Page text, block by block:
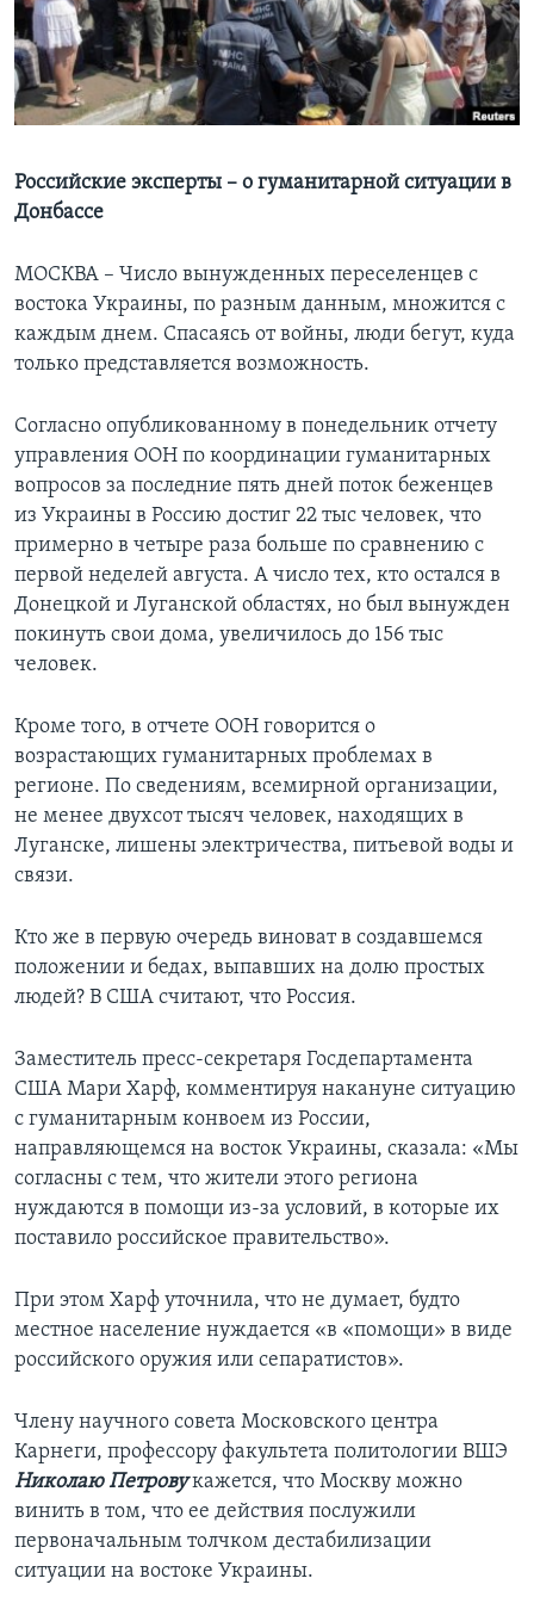
Learning English
СОЦИАЛЬНЫЕ СЕТИ
Языки
Российские эксперты – о гуманитарной ситуации в
Донбассе
МОСКВА – Число вынужденных переселенцев с
востока Украины, по разным данным, множится с
каждым днем. Спасаясь от войны, люди бегут, куда
только представляется возможность.
Согласно опубликованному в понедельник отчету
управления ООН по координации гуманитарных
вопросов за последние пять дней поток беженцев
из Украины в Россию достиг 22 тыс человек, что
примерно в четыре раза больше по сравнению с
первой неделей августа. А число тех, кто остался в
Донецкой и Луганской областях, но был вынужден
покинуть свои дома, увеличилось до 156 тыс
человек.
Кроме того, в отчете ООН говорится о
возрастающих гуманитарных проблемах в
регионе. По сведениям, всемирной организации,
не менее двухсот тысяч человек, находящих в
Луганске, лишены электричества, питьевой воды и
связи.
Кто же в первую очередь виноват в создавшемся
положении и бедах, выпавших на долю простых
людей? В США считают, что Россия.
Заместитель пресс-секретаря Госдепартамента
США Мари Харф, комментируя накануне ситуацию
с гуманитарным конвоем из России,
направляющемся на восток Украины, сказала: «Мы
согласны с тем, что жители этого региона
нуждаются в помощи из-за условий, в которые их
поставило российское правительство».
При этом Харф уточнила, что не думает, будто
местное население нуждается «в «помощи» в виде
российского оружия или сепаратистов».
Члену научного совета Московского центра
Карнеги, профессору факультета политологии ВШЭ
Николаю Петровукажется, что Москву можно
винить в том, что ее действия послужили
первоначальным толчком дестабилизации
ситуации на востоке Украины.